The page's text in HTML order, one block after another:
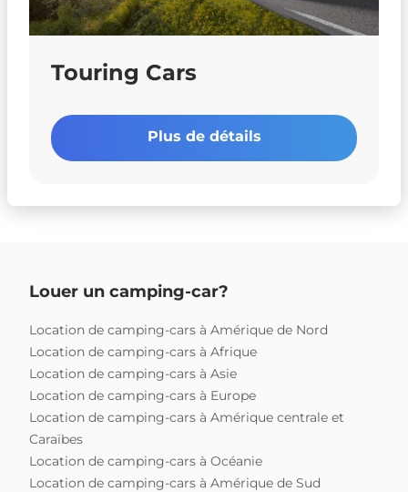
Touring Cars
Plus de détails
Louer un camping-car?
Location de camping-cars à Amérique de Nord
Location de camping-cars à Afrique
Location de camping-cars à Asie
Location de camping-cars à Europe
Location de camping-cars à Amérique centrale et
Caraïbes
Location de camping-cars à Océanie
Location de camping-cars à Amérique de Sud